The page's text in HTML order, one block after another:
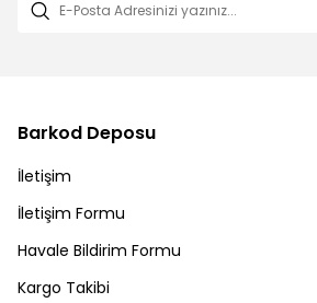
Barkod Deposu
İletişim
İletişim Formu
Havale Bildirim Formu
Kargo Takibi